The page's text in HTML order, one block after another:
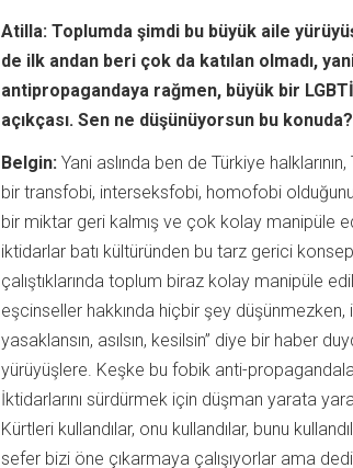
Atilla: Toplumda şimdi bu büyük aile
de ilk andan beri çok da katılan olmadı,
antipropagandaya rağmen, büyük bir
açıkçası. Sen ne düşünüyorsun bu
Belgin: Yani aslında ben de Türkiye
bir transfobi, interseksfobi, homofobi
bir miktar geri kalmış ve çok kolay manipüle
iktidarlar batı kültüründen bu tarz gerici
çalıştıklarında toplum biraz kolay manipüle
eşcinseller hakkında hiçbir şey düşünmezken,
yasaklansın, asılsın, kesilsin” diye bir haber
yürüyüşlere. Keşke bu fobik anti-
İktidarlarını sürdürmek için düşman yarata
Kürtleri kullandılar, onu kullandılar, bunu
sefer bizi öne çıkarmaya çalışıyorlar ama